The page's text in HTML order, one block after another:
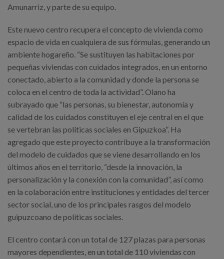
Amunarriz, y parte de su equipo.
Este nuevo centro recupera el concepto de vivienda como
espacio de vida en cualquiera de sus fórmulas, generando un
ambiente hogareño. “Se sustituyen las habitaciones por
pequeñas viviendas con cuidados integrados, en un entorno
conectado, abierto a la comunidad y donde la persona se
coloca en el centro de toda la actividad”. Olano ha
subrayado que “las personas, su bienestar, autonomía y
calidad de los cuidados constituyen el eje central en el que
se vertebran las políticas sociales en Gipuzkoa”. Ha
agregado que este proyecto contribuye a la transformación
del modelo de cuidados que se viene desarrollando en los
últimos años en el territorio, “desde la innovación, la
personalización y la conexión con la comunidad”, así como
en la colaboración entre instituciones y entidades del tercer
sector social, uno de los principales rasgos del modelo
guipuzcoano de políticas sociales.
El centro contará con un total de 127 plazas para personas
mayores dependientes, en un total de 110 viviendas con